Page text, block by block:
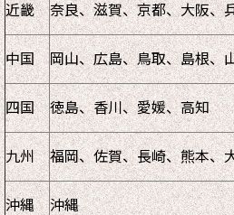
近畿 奈良、滋賀、京都、大阪、
中国 岡山、広島、鳥取、島根、
四国 徳島、香川、愛媛、高知
九州 福岡、佐賀、長崎、熊本、
沖縄 沖縄